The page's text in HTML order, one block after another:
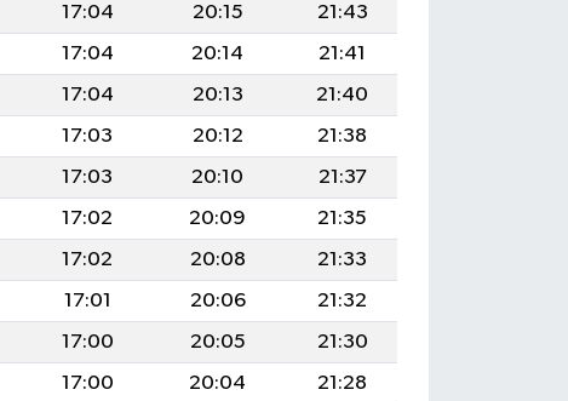
17:04 20:15
21:43
17:04 20:14
21:41
17:04 20:13
21:40
17:03 20:12
21:38
17:03 20:10
21:37
17:02 20:09
21:35
17:02 20:08
21:33
17:01 20:06
21:32
17:00 20:05
21:30
17:00 20:04
21:28